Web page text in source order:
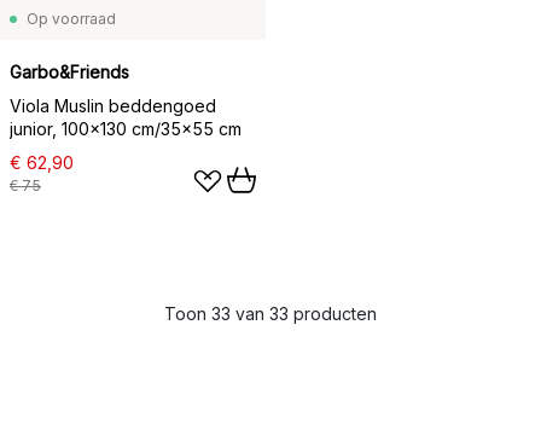
Op voorraad
Garbo&Friends
Viola Muslin beddengoed
junior, 100x130 cm/35x55 cm
€ 62,90
€ 75
Toon 33 van 33 producten